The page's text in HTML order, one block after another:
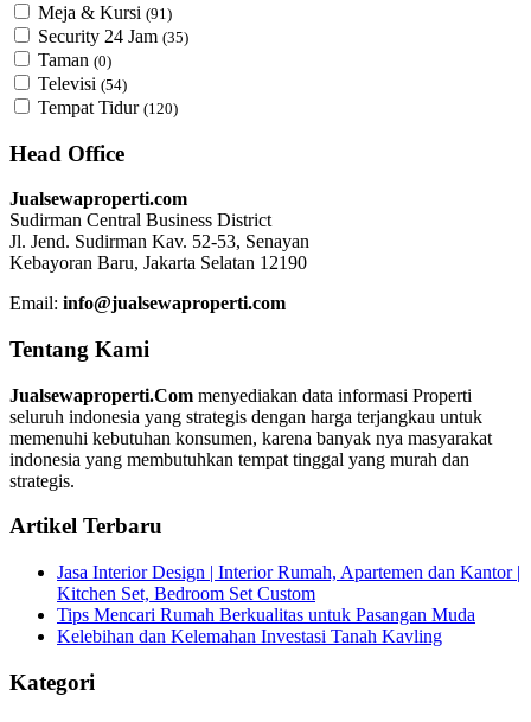
Meja & Kursi (91)
Security 24 Jam (35)
Taman (0)
Televisi (54)
Tempat Tidur (120)
Head Office
Jualsewaproperti.com
Sudirman Central Business District
Jl. Jend. Sudirman Kav. 52-53, Senayan
Kebayoran Baru, Jakarta Selatan 12190
Email: info@jualsewaproperti.com
Tentang Kami
Jualsewaproperti.Com menyediakan data informasi Properti
seluruh indonesia yang strategis dengan harga terjangkau untuk
memenuhi kebutuhan konsumen, karena banyak nya masyarakat
indonesia yang membutuhkan tempat tinggal yang murah dan
strategis.
Artikel Terbaru
Jasa Interior Design | Interior Rumah, Apartemen dan Kantor |
Kitchen Set, Bedroom Set Custom
Tips Mencari Rumah Berkualitas untuk Pasangan Muda
Kelebihan dan Kelemahan Investasi Tanah Kavling
Kategori